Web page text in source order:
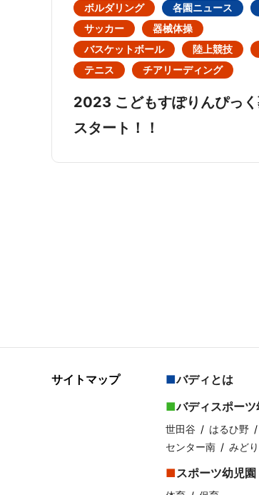
ボルダリング
各園ニュース
サッカー
器械体操
バスケットボール
陸上競技
テニス
チアリーディング
2023 こどもすぽりんぴっ
スタート！！
サイトマップ
バディとは
バディスポー
世田谷 はるひ野
センター南
みどり
スポーツ幼児園